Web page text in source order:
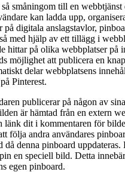
småningom till en webbtjänst
kan ladda upp,
på digitala anslagstavlor,
med hjälp av ett tillägg i
hittar på olika webbplatser på
möjlighet att publicera en
delar webbplatsens
Pinterest.
publicerar på någon av
är hämtad från en extern
länk dit i kommentaren för
följa andra användares
då denna pinboard uppdateras.
en speciell bild. Detta
egen pinboard.